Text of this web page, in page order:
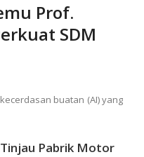
Prof.
SDM
buatan (AI) yang
Pabrik Motor